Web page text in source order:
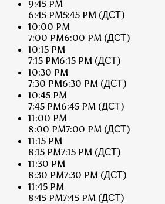
9:45 PM
6:45 PM5:45 PM (ДСТ)
10:00 PM
7:00 PM6:00 PM (ДСТ)
10:15 PM
7:15 PM6:15 PM (ДСТ)
10:30 PM
7:30 PM6:30 PM (ДСТ)
10:45 PM
7:45 PM6:45 PM (ДСТ)
11:00 PM
8:00 PM7:00 PM (ДСТ)
11:15 PM
8:15 PM7:15 PM (ДСТ)
11:30 PM
8:30 PM7:30 PM (ДСТ)
11:45 PM
8:45 PM7:45 PM (ДСТ)